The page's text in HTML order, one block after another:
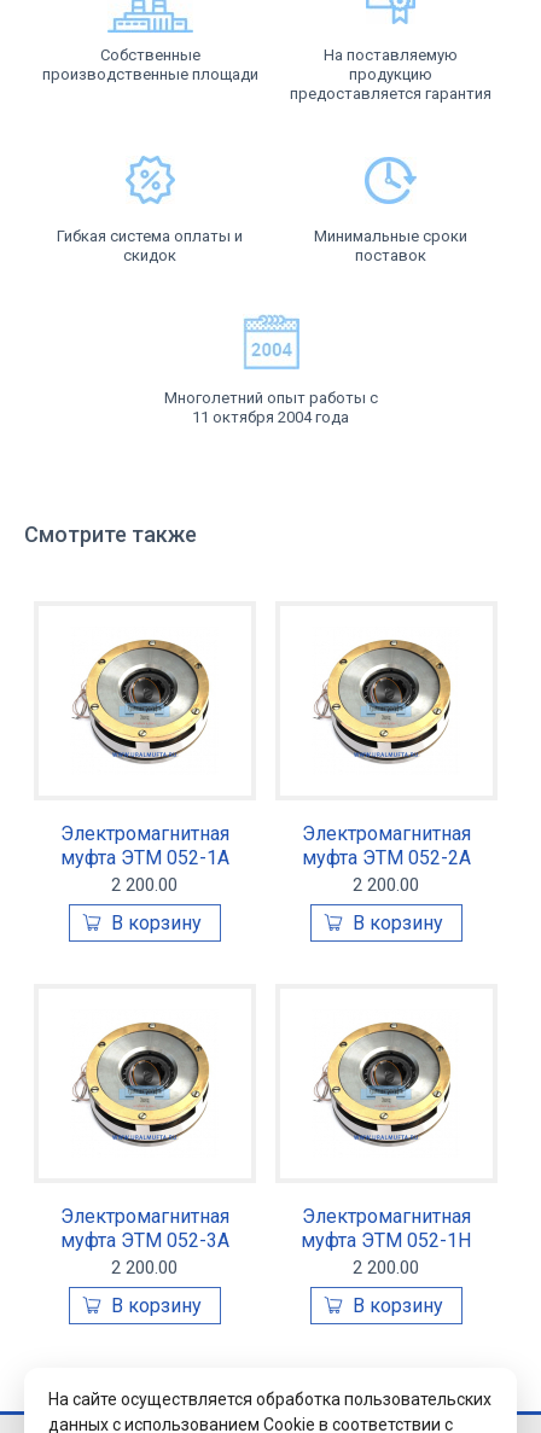
Собственные
производственные площади
На поставляемую
продукцию
предоставляется гарантия
Гибкая система оплаты и
скидок
Минимальные сроки
поставок
Многолетний опыт работы с
11 октября 2004 года
Смотрите также
Электромагнитная
муфта ЭТМ 052-1А
2 200.00
Электромагнитная
муфта ЭТМ 052-2А
2 200.00
Электромагнитная
муфта ЭТМ 052-3А
2 200.00
Электромагнитная
муфта ЭТМ 052-1Н
2 200.00
На сайте осуществляется обработка пользовательских
данных с использованием Cookie в соответствии с